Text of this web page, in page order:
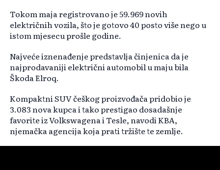
Tokom maja registrovano je 59.969 novih
električnih vozila, što je gotovo 40 posto više nego u
istom mjesecu prošle godine.
Najveće iznenađenje predstavlja činjenica da je
najprodavaniji električni automobil u maju bila
Škoda Elroq.
Kompaktni SUV češkog proizvođača pridobio je
3.083 nova kupca i tako prestigao dosadašnje
favorite iz Volkswagena i Tesle, navodi KBA,
njemačka agencija koja prati tržište te zemlje.